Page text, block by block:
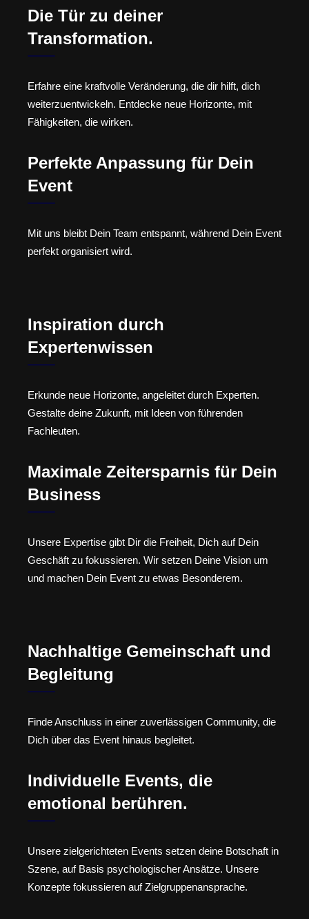
Die Tür zu deiner
Transformation.
Erfahre eine kraftvolle Veränderung, die dir hilft, dich
weiterzuentwickeln. Entdecke neue Horizonte, mit
Fähigkeiten, die wirken.
Perfekte Anpassung für Dein
Event
Mit uns bleibt Dein Team entspannt, während Dein Event
perfekt organisiert wird.
Inspiration durch
Expertenwissen
Erkunde neue Horizonte, angeleitet durch Experten.
Gestalte deine Zukunft, mit Ideen von führenden
Fachleuten.
Maximale Zeitersparnis für Dein
Business
Unsere Expertise gibt Dir die Freiheit, Dich auf Dein
Geschäft zu fokussieren. Wir setzen Deine Vision um
und machen Dein Event zu etwas Besonderem.
Nachhaltige Gemeinschaft und
Begleitung
Finde Anschluss in einer zuverlässigen Community, die
Dich über das Event hinaus begleitet.
Individuelle Events, die
emotional berühren.
Unsere zielgerichteten Events setzen deine Botschaft in
Szene, auf Basis psychologischer Ansätze. Unsere
Konzepte fokussieren auf Zielgruppenansprache.